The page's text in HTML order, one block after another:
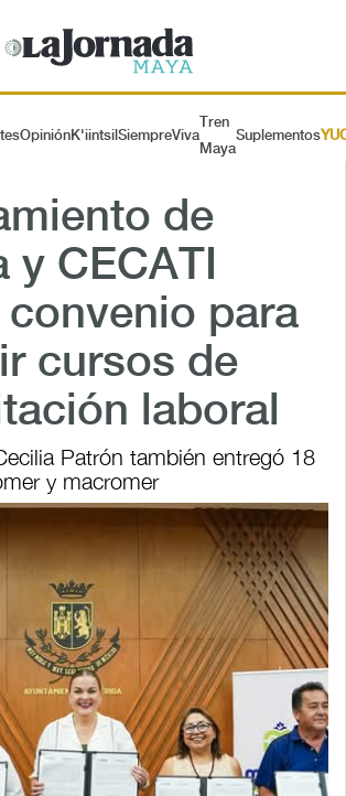
OpiniónK'iintsil SiempreViva
Tren
Maya
Suplementos
de
y CECATI
para
cursos de
laboral
Patrón también entregó 18
y macromer